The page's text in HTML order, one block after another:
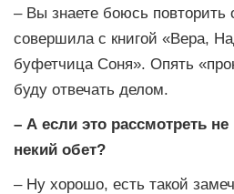
– Вы знаете боюсь повторить
совершила с книгой «Вера,
буфетчица Соня». Опять
буду отвечать делом.
– А если это рассмотреть
некий обет?
– Ну хорошо, есть такой